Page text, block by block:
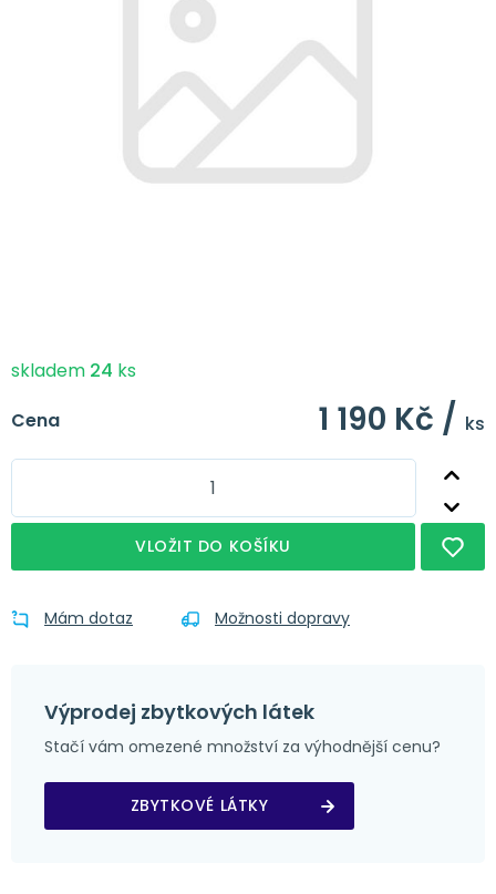
skladem 24 ks
Cena
1 190 Kč / ks
VLOŽIT DO KOŠÍKU
Mám dotaz Možnosti dopravy
Výprodej zbytkových látek
Stačí vám omezené množství za výhodnější cenu?
ZBYTKOVÉ LÁTKY